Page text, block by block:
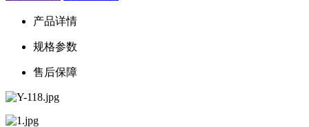
产品详情
规格参数
售后保障